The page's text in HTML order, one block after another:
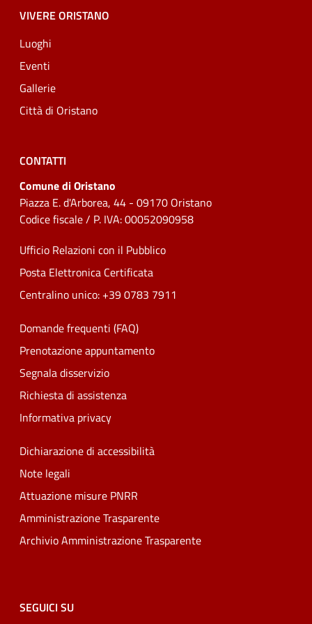
VIVERE ORISTANO
Luoghi
Eventi
Gallerie
Città di Oristano
CONTATTI
Comune di Oristano
Piazza E. d'Arborea, 44 - 09170 Oristano
Codice fiscale / P. IVA: 00052090958
Ufficio Relazioni con il Pubblico
Posta Elettronica Certificata
Centralino unico: +39 0783 7911
Domande frequenti (FAQ)
Prenotazione appuntamento
Segnala disservizio
Richiesta di assistenza
Informativa privacy
Dichiarazione di accessibilità
Note legali
Attuazione misure PNRR
Amministrazione Trasparente
Archivio Amministrazione Trasparente
SEGUICI SU